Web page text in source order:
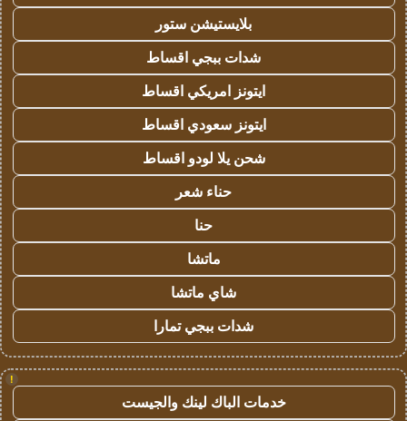
بلايستيشن ستور
شدات ببجي اقساط
ايتونز امريكي اقساط
ايتونز سعودي اقساط
شحن يلا لودو اقساط
حناء شعر
حنا
ماتشا
شاي ماتشا
شدات ببجي تمارا
!
خدمات الباك لينك والجيست